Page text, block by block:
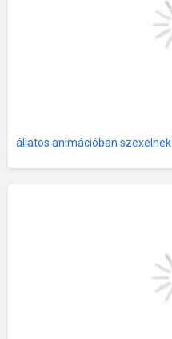
állatos animációban szexelnek